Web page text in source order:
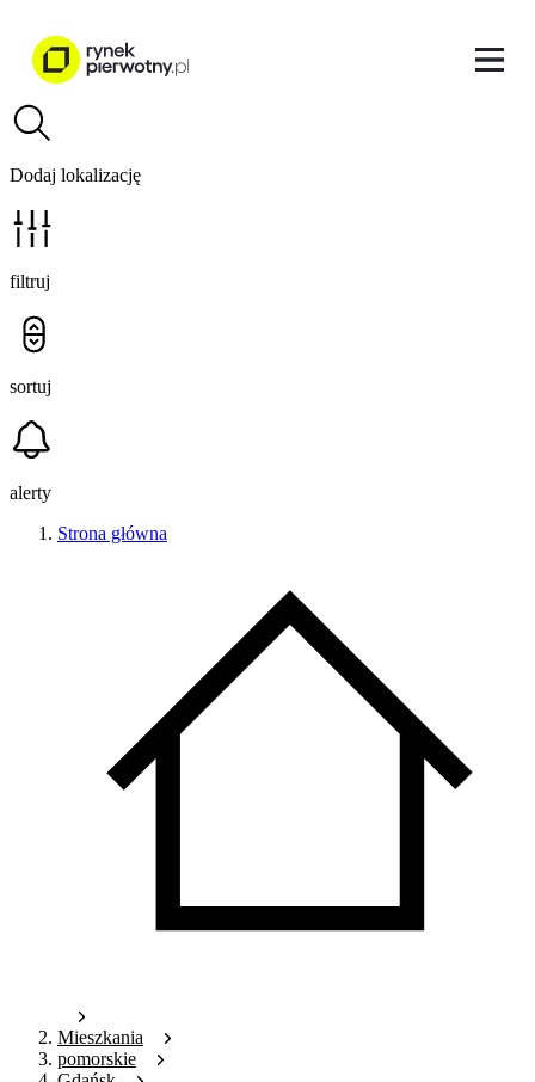
Dodaj lokalizację
filtruj
sortuj
alerty
Strona główna
Mieszkania
pomorskie